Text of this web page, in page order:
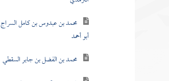
محمد بن عبدوس بن كامل السراج
أبو أحمد
محمد بن الفضل بن جابر السقطي